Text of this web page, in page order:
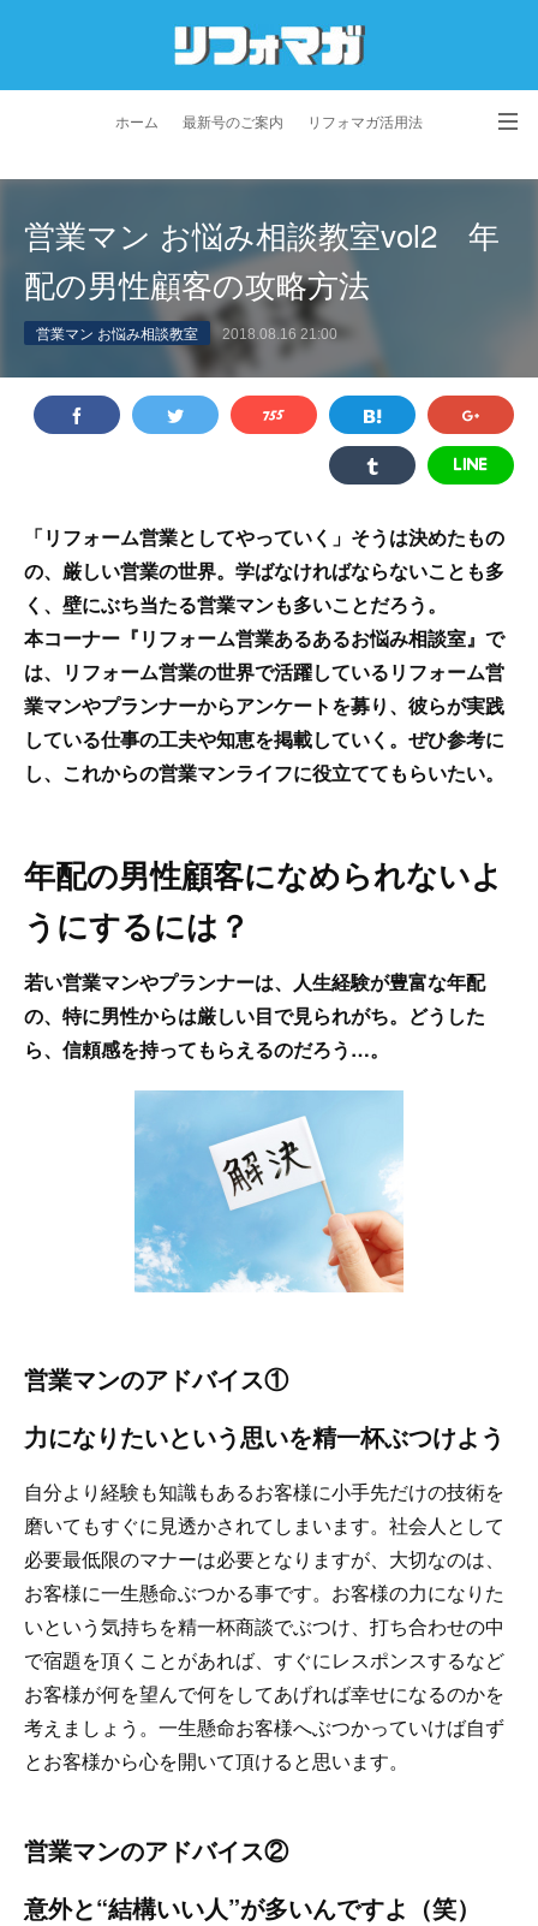
ホーム 最新号のご案内 リフォマガ活用法
プライバシーポリシー 利用規約 会社概要
営業マン お悩み相談教室vol2 年
配の男性顧客の攻略方法
営業マン お悩み相談教室 2018.08.16 21:00
「リフォーム営業としてやっていく」そうは決めたもの
の、厳しい営業の世界。学ばなければならないことも多
く、壁にぶち当たる営業マンも多いことだろう。
本コーナー『リフォーム営業あるあるお悩み相談室』で
は、リフォーム営業の世界で活躍しているリフォーム営
業マンやプランナーからアンケートを募り、彼らが実践
している仕事の工夫や知恵を掲載していく。ぜひ参考に
し、これからの営業マンライフに役立ててもらいたい。
年配の男性顧客になめられないよ
うにするには？
若い営業マンやプランナーは、人生経験が豊富な年配
の、特に男性からは厳しい目で見られがち。どうした
ら、信頼感を持ってもらえるのだろう…。
営業マンのアドバイス①
力になりたいという思いを精一杯ぶつけよう
自分より経験も知識もあるお客様に小手先だけの技術を
磨いてもすぐに見透かされてしまいます。社会人として
必要最低限のマナーは必要となりますが、大切なのは、
お客様に一生懸命ぶつかる事です。お客様の力になりた
いという気持ちを精一杯商談でぶつけ、打ち合わせの中
で宿題を頂くことがあれば、すぐにレスポンスするなど
お客様が何を望んで何をしてあげれば幸せになるのかを
考えましょう。一生懸命お客様へぶつかっていけば自ず
とお客様から心を開いて頂けると思います。
営業マンのアドバイス②
意外と“結構いい人”が多いんですよ（笑）